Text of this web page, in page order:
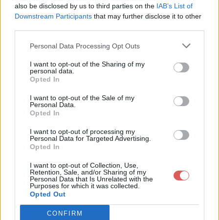
also be disclosed by us to third parties on the IAB’s List of
Downstream Participants that may further disclose it to other
Personal Data Processing Opt Outs
I want to opt-out of the Sharing of my
personal data.
Opted In
I want to opt-out of the Sale of my
Personal Data.
Opted In
I want to opt-out of processing my
Personal Data for Targeted Advertising.
Opted In
I want to opt-out of Collection, Use,
Retention, Sale, and/or Sharing of my
Personal Data that Is Unrelated with the
Purposes for which it was collected.
Opted Out
CONFIRM
Scrap-Picture / 8.bouton.png
Scrap-Picture / 9.fleur.png
Scrap-Picture / copyright.png
Partager le fichier Scrap-
Picture.rar sur le Web et les
réseaux sociaux:
Télécharger le fichier Scrap-Pict
ure.rar